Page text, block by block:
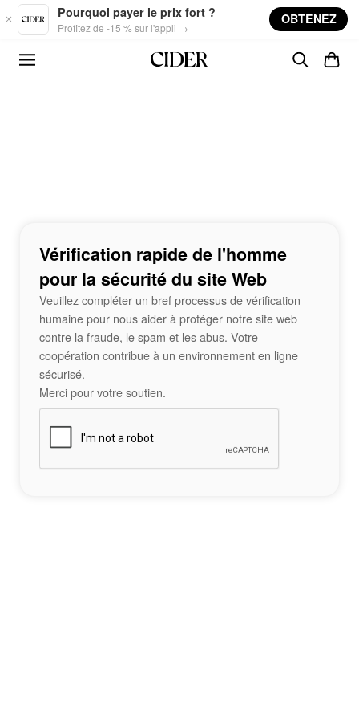
Skip to main content
Pourquoi payer le prix fort ?
Profitez de -15 % sur l'appli →
OBTENEZ
Vérification rapide de l'homme
pour la sécurité du site Web
Veuillez compléter un bref processus de vérification
humaine pour nous aider à protéger notre site web
contre la fraude, le spam et les abus. Votre
coopération contribue à un environnement en ligne
sécurisé.
Merci pour votre soutien.